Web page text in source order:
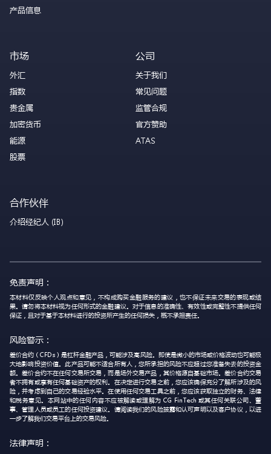
产品信息
市场
外汇
指数
贵金属
加密货币
能源
股票
公司
关于我们
常见问题
监管合规
官方赞助
ATAS
合作伙伴
介绍经纪人 (IB)
免责声明：
本材料仅反映个人观点和意见，不构成购买金融服务的建议，也不保证未来交易的表现或结
果。请勿将本材料视为任何形式的金融建议。对于信息的准确性、有效性或完整性不提供任何
保证，且对于基于本材料进行的投资所产生的任何损失，概不承担责任。
风险警示：
差价合约（CFDs）是杠杆金融产品，可能涉及高风险。即使是微小的市场或价格波动也可能极
大地影响投资价值。此产品可能不适合所有人，您所承担的风险不应超过您准备失去的投资金
额。差价合约不在任何交易所交易，而是场外交易产品，其价格源自基础市场。差价合约交易
者不拥有或享有任何基础资产的权利。在决定进行交易之前，您应该确保充分了解所涉及的风
险，并考虑到自己的交易经验水平。在使用任何交易工具之前，您应该获取独立的财务、法律
和税务意见。本网站中的任何内容不应被解读或理解为 CG FinTech 或其任何关联公司、董
事、管理人员或员工的任何投资建议。请阅读我们的风险披露和认可声明以及客户协议，以进
一步了解我们交易平台上的交易风险。
法律声明：